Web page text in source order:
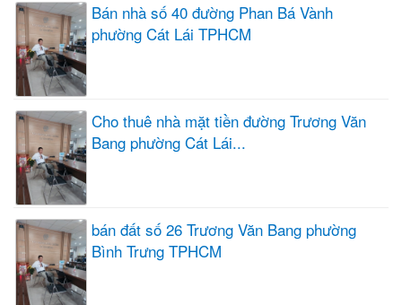
Bán nhà số 40 đường Phan Bá Vành
phường Cát Lái TPHCM
Cho thuê nhà mặt tiền đường Trương Văn
Bang phường Cát Lái...
bán đất số 26 Trương Văn Bang phường
Bình Trưng TPHCM